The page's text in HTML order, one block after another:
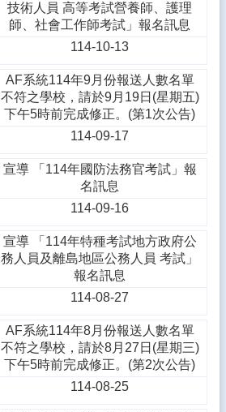
技術人員 高等考試營養師、護理
師、社會工作師考試」報名訊息
114-10-13
AF系統114年9月份報送人數名單
不符之學校，請於9月19日(星期五)
下午5時前完成修正。(第1次公告)
114-09-17
宣導 「114年國防法務官考試」報
名訊息
114-09-16
宣導 「114年特種考試地方政府公
務人員及離島地區公務人員 考試」
報名訊息
114-08-27
AF系統114年8月份報送人數名單
不符之學校，請於8月27日(星期三)
下午5時前完成修正。(第2次公告)
114-08-25